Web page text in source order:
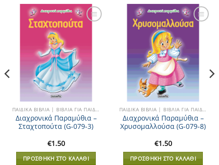
Add to
ΠΑΙΔΙΚΆ ΒΙΒΛΊΑ | ΒΙΒΛΊΑ ΓΙΑ ΠΑΙΔΙΆ
Διαχρονικά Παραμύθια –
Σταχτοπούτα (G-079-3)
€1.50
ΠΡΟΣΘΉΚΗ ΣΤΟ ΚΑΛΆΘΙ
Add to
ΠΑΙΔΙΚΆ ΒΙΒΛΊΑ | ΒΙΒΛΊΑ ΓΙΑ ΠΑΙΔΙΆ
Διαχρονικά Παραμύθια –
Χρυσομαλλούσα (G-079-8)
€1.50
ΠΡΟΣΘΉΚΗ ΣΤΟ ΚΑΛΆΘΙ